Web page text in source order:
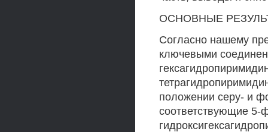
ОСНОВНЫЕ
Согласно нашему
ключевыми
положении серу- и
соответствующие 5-